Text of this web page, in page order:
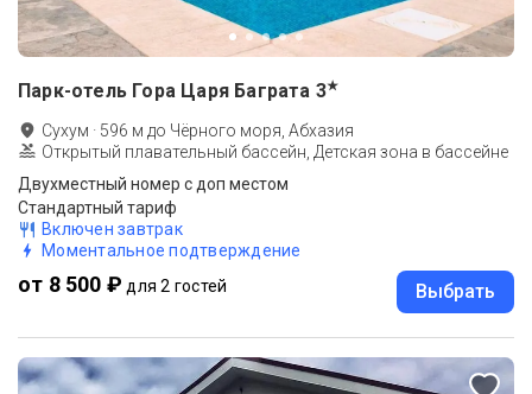
Парк-отель Гора Царя Баграта 3★
Сухум · 596 м до Чёрного моря, Абхазия
Открытый плавательный бассейн, Детская зона в бассейне
Двухместный номер с доп местом
Стандартный тариф
Включен завтрак
Моментальное подтверждение
от 8 500 ₽ для 2 гостей Выбрать